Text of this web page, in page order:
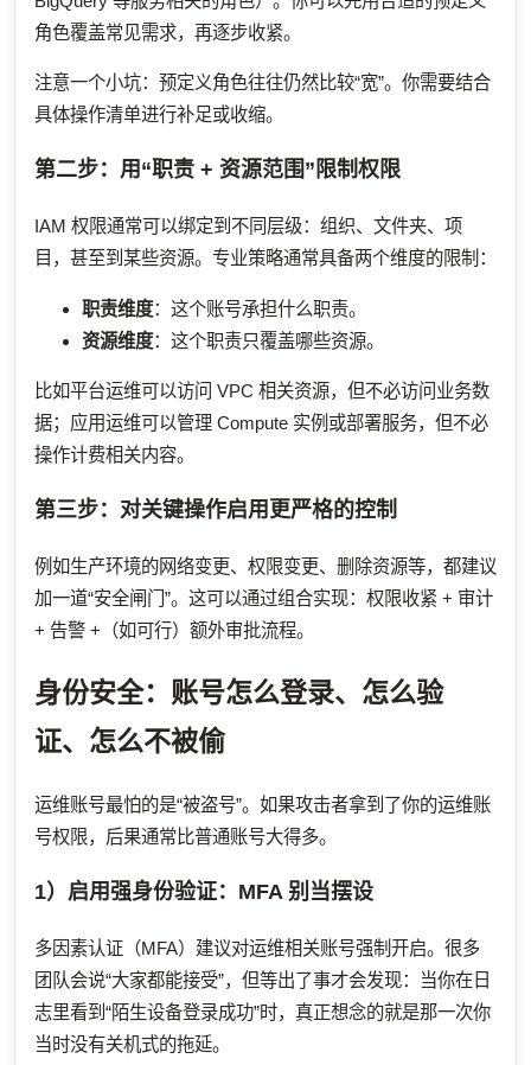
角色覆盖常见需求，再逐步收紧。
注意一个小坑：预定义角色往往仍然比较“宽”。你需要结合
具体操作清单进行补足或收缩。
第二步：用“职责 + 资源范围”限制权限
IAM 权限通常可以绑定到不同层级：组织、文件夹、项
目，甚至到某些资源。专业策略通常具备两个维度的限制：
职责维度：这个账号承担什么职责。
资源维度：这个职责只覆盖哪些资源。
比如平台运维可以访问 VPC 相关资源，但不必访问业务数
据；应用运维可以管理 Compute 实例或部署服务，但不必
操作计费相关内容。
第三步：对关键操作启用更严格的控制
例如生产环境的网络变更、权限变更、删除资源等，都建议
加一道“安全闸门”。这可以通过组合实现：权限收紧 + 审计
+ 告警 +（如可行）额外审批流程。
身份安全：账号怎么登录、怎么验
证、怎么不被偷
运维账号最怕的是“被盗号”。如果攻击者拿到了你的运维账
号权限，后果通常比普通账号大得多。
1）启用强身份验证：MFA 别当摆设
多因素认证（MFA）建议对运维相关账号强制开启。很多
团队会说“大家都能接受”，但等出了事才会发现：当你在日
志里看到“陌生设备登录成功”时，真正想念的就是那一次你
当时没有关机式的拖延。